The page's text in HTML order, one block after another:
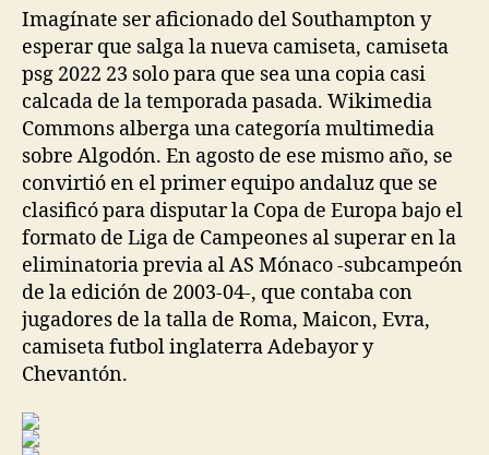
entrada
entrada
Imagínate ser aficionado del Southampton y
esperar que salga la nueva camiseta, camiseta
psg 2022 23 solo para que sea una copia casi
calcada de la temporada pasada. Wikimedia
Commons alberga una categoría multimedia
sobre Algodón. En agosto de ese mismo año, se
convirtió en el primer equipo andaluz que se
clasificó para disputar la Copa de Europa bajo el
formato de Liga de Campeones al superar en la
eliminatoria previa al AS Mónaco -subcampeón
de la edición de 2003-04-, que contaba con
jugadores de la talla de Roma, Maicon, Evra,
camiseta futbol inglaterra Adebayor y
Chevantón.